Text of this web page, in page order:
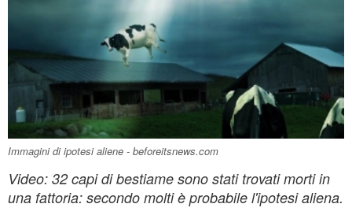
Immagini di ipotesi aliene - beforeitsnews.com
Video: 32 capi di bestiame sono stati trovati morti in
una fattoria: secondo molti è probabile l'ipotesi aliena.